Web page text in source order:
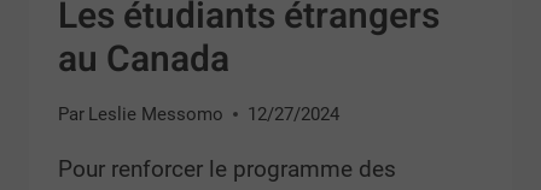
Les étudiants étrangers
au Canada
Par Leslie Messomo 12/27/2024
Pour renforcer le programme des